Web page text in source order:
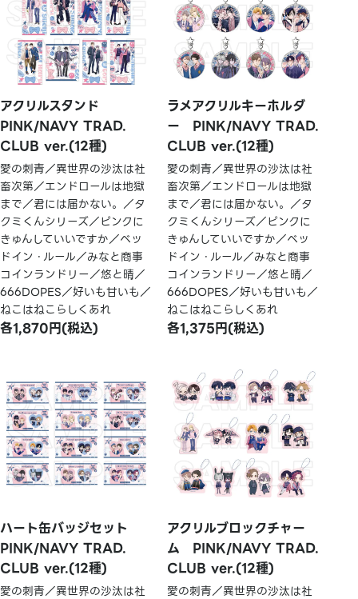
アクリルスタンド
PINK/NAVY TRAD.
CLUB ver.(12種)
愛の刺青／異世界の沙汰は社
畜次第／エンドロールは地獄
まで／君には届かない。／タ
クミくんシリーズ／ピンクに
きゅんしていいですか／ベッ
ドイン・ルール／みなと商事
コインランドリー／悠と晴／
666DOPES／好いも甘いも／
ねこはねこらしくあれ
各1,870円(税込)
ラメアクリルキーホルダ
ー PINK/NAVY TRAD.
CLUB ver.(12種)
愛の刺青／異世界の沙汰は社
畜次第／エンドロールは地獄
まで／君には届かない。／タ
クミくんシリーズ／ピンクに
きゅんしていいですか／ベッ
ドイン・ルール／みなと商事
コインランドリー／悠と晴／
666DOPES／好いも甘いも／
ねこはねこらしくあれ
各1,375円(税込)
ハート缶バッジセット
PINK/NAVY TRAD.
CLUB ver.(12種)
愛の刺青／異世界の沙汰は社
アクリルブロックチャー
ム PINK/NAVY TRAD.
CLUB ver.(12種)
愛の刺青／異世界の沙汰は社